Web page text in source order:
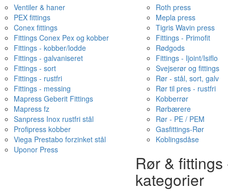
Ventiler & haner
PEX fittings
Conex fittings
Fittings Conex Pex og kobber
Fittings - kobber/lodde
Fittings - galvaniseret
Fittings - sort
Fittings - rustfri
Fittings - messing
Mapress Geberit Fittings
Mapress fz
Sanpress Inox rustfri stål
Profipress kobber
Viega Prestabo forzinket stål
Uponor Press
Roth press
Mepla press
Tigris Wavin press
Fittings - Primofit
Rødgods
Fittings - Ijoint/Isiflo
Svejserør og fittings
Rør - stål, sort, galv
Rør til pres - rustfri
Kobberrør
Rørbærere
Rør - PE / PEM
Gasfittings-Rør
Koblingsdåse
Rør & fittings
kategorier